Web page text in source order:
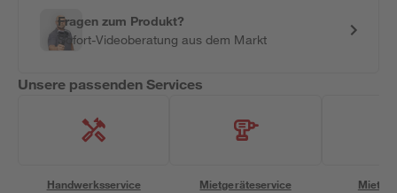
Fragen zum Produkt?
Sofort-Videoberatung aus dem Markt
Unsere passenden Services
Handwerksservice Mietgeräteservice